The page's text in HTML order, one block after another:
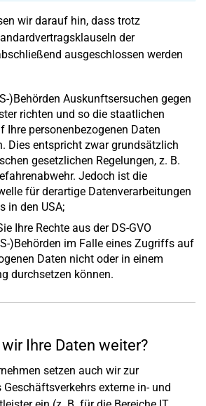
wir darauf hin, dass trotz
der
ausgeschlossen werden
)Behörden Auskunftsersuchen gegen
richten und so die staatlichen
Ihre personenbezogenen Daten
Dies entspricht zwar grundsätzlich
gesetzlichen Regelungen, z. B.
Jedoch ist die
für derartige Datenverarbeitungen
in den USA;
Ihre Rechte aus der DS-GVO
)Behörden im Falle eines Zugriffs auf
Daten nicht oder in einem
durchsetzen können.
Ihre Daten weiter?
setzen auch wir zur
externe in- und